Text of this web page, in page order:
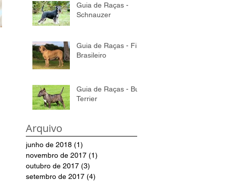
Guia de Raças -
Schnauzer
Guia de Raças - Fila
Brasileiro
Guia de Raças - Bull
Terrier
Arquivo
junho de 2018 (1)
novembro de 2017 (1)
outubro de 2017 (3)
setembro de 2017 (4)